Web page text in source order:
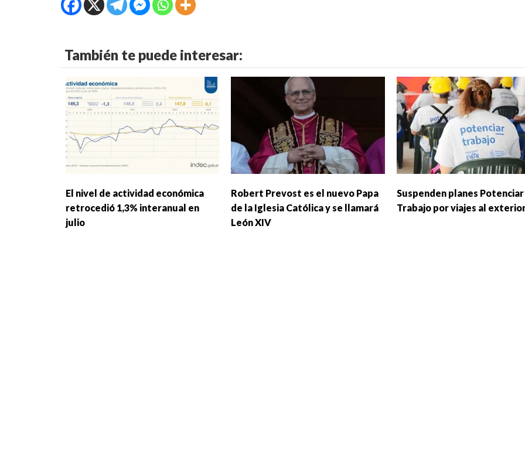
También te puede interesar:
El nivel de actividad económica
retrocedió 1,3% interanual en
julio
Robert Prevost es el nuevo Papa
de la Iglesia Católica y se llamará
León XIV
Suspenden planes Potenciar
Trabajo por viajes al